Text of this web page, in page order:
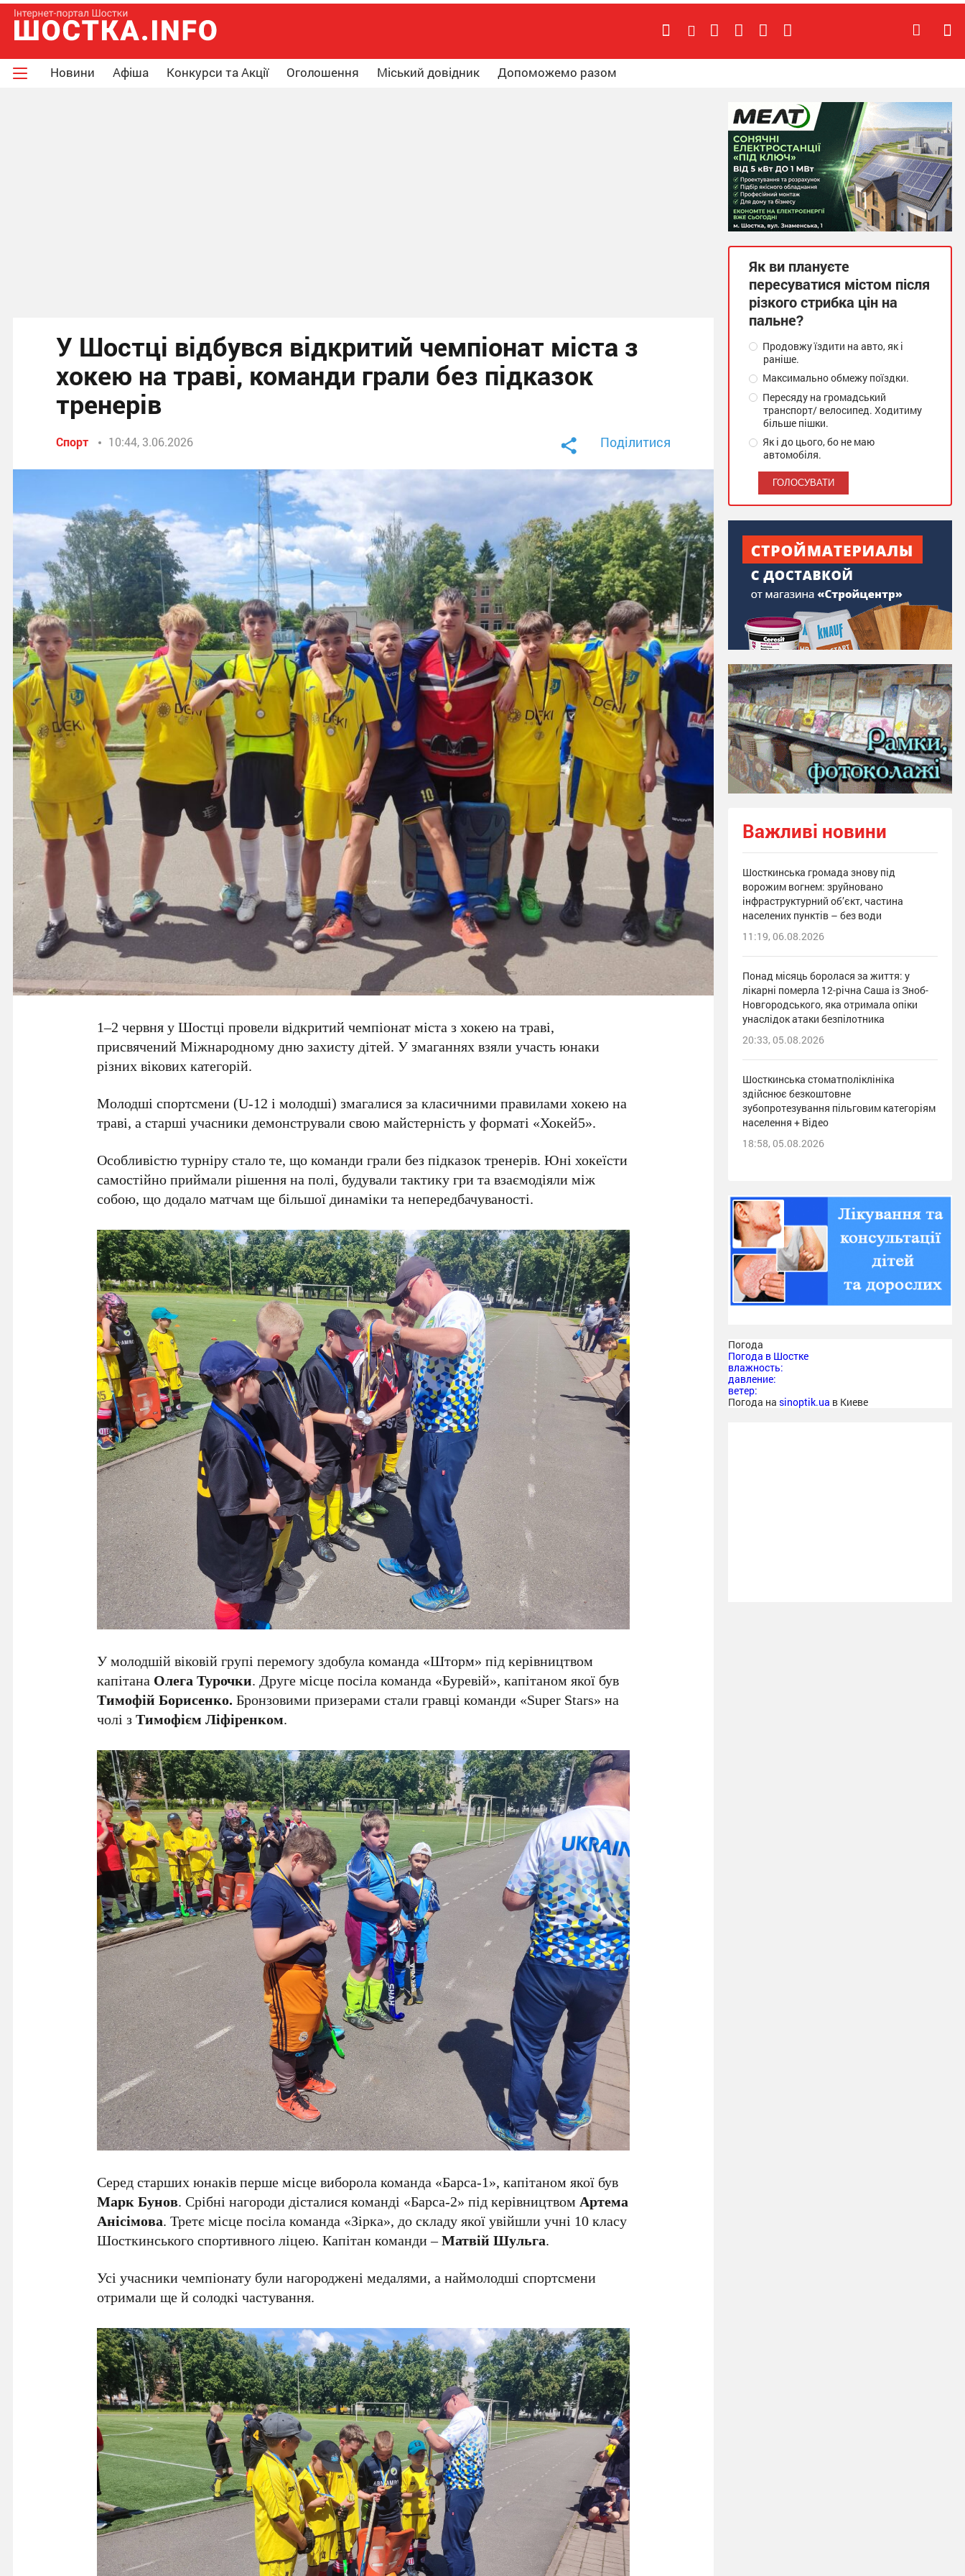
Новини Афіша Конкурси та Акції Оголошення Міський довідник Допоможемо разом
У Шостці відбувся відкритий чемпіонат міста з
хокею на траві, команди грали без підказок
тренерів
Спорт 10:44, 3.06.2026 Поділитися
1–2 червня у Шостці провели відкритий чемпіонат міста з хокею на траві,
присвячений Міжнародному дню захисту дітей. У змаганнях взяли участь юнаки
різних вікових категорій.
Молодші спортсмени (U-12 і молодші) змагалися за класичними правилами хокею на
траві, а старші учасники демонстрували свою майстерність у форматі «Хокей5».
Особливістю турніру стало те, що команди грали без підказок тренерів. Юні хокеїсти
самостійно приймали рішення на полі, будували тактику гри та взаємодіяли між
собою, що додало матчам ще більшої динаміки та непередбачуваності.
У молодшій віковій групі перемогу здобула команда «Шторм» під керівництвом
капітана Олега Турочки. Друге місце посіла команда «Буревій», капітаном якої був
Тимофій Борисенко. Бронзовими призерами стали гравці команди «Super Stars» на
чолі зТимофієм Ліфіренком.
Серед старших юнаків перше місце виборола команда «Барса-1», капітаном якої був
Марк Бунов. Срібні нагороди дісталися команді «Барса-2» під керівництвомАртема
Анісімова. Третє місце посіла команда «Зірка», до складу якої увійшли учні 10 класу
Шосткинського спортивного ліцею. Капітан команди –Матвій Шульга.
Усі учасники чемпіонату були нагороджені медалями, а наймолодші спортсмени
отримали ще й солодкі частування.
Як ви плануєте
пересуватися містом після
різкого стрибка цін на
пальне?
Продовжу їздити на авто, як і
раніше.
Максимально обмежу поїздки.
Пересяду на громадський
транспорт/ велосипед. Ходитиму
більше пішки.
Як і до цього, бо не маю
автомобіля.
Важливі новини
Шосткинська громада знову під
ворожим вогнем: зруйновано
інфраструктурний об’єкт, частина
населених пунктів – без води
11:19, 06.08.2026
Понад місяць боролася за життя: у
лікарні померла 12-річна Саша із Зноб-
Новгородського, яка отримала опіки
унаслідок атаки безпілотника
20:33, 05.08.2026
Шосткинська стоматполіклініка
здійснює безкоштовне
зубопротезування пільговим категоріям
населення + Відео
18:58, 05.08.2026
Погода
Погода в Шостке
влажность:
давление:
ветер:
Погода на sinoptik.ua в Киеве